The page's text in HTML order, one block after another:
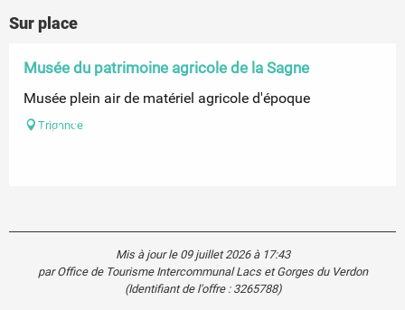
Sur place
Musée du patrimoine agricole de la Sagne
Musée plein air de matériel agricole d'époque
Trigance
Mis à jour le 09 juillet 2026 à 17:43
par Office de Tourisme Intercommunal Lacs et Gorges du Verdon
(Identifiant de l'offre : 3265788)